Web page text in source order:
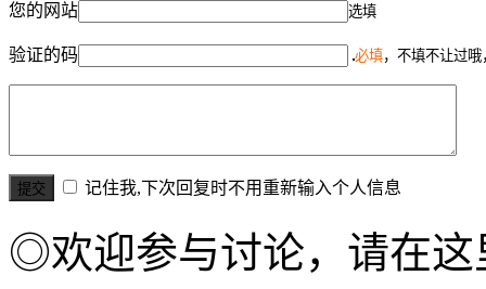
您的网站 选填
验证的码 必填，不填不让过
记住我,下次回复时不用重新输入个人信息
◎欢迎参与讨论，请在这